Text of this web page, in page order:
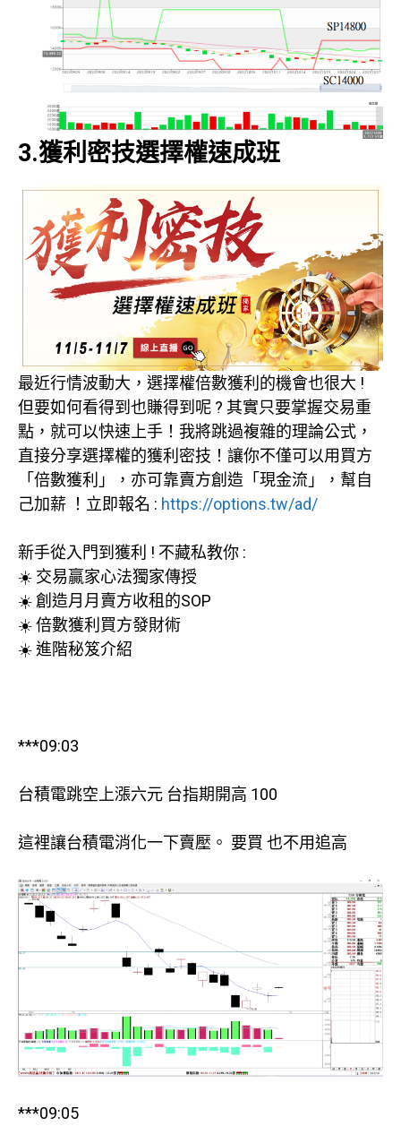
3.獲利密技選擇權速成班
最近行情波動大，選擇權倍數獲利的機會也很大 !
但要如何看得到也賺得到呢 ? 其實只要掌握交易重
點，就可以快速上手！我將跳過複雜的理論公式，
直接分享選擇權的獲利密技！讓你不僅可以用買方
「倍數獲利」，亦可靠賣方創造「現金流」，幫自
己加薪 ！立即報名 : https://options.tw/ad/
新手從入門到獲利 ! 不藏私教你 :
☀️ 交易贏家心法獨家傳授
☀️ 創造月月賣方收租的SOP
☀️ 倍數獲利買方發財術
☀️ 進階秘笈介紹
***09:03
台積電跳空上漲六元 台指期開高 100
這裡讓台積電消化一下賣壓。 要買 也不用追高
***09:05